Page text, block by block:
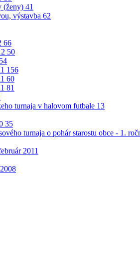
(ženy) 41
výstavba 62
66
50
54
156
60
81
turnaja v halovom futbale 13
35
turnaja o pohár starostu obce - 1.
2011